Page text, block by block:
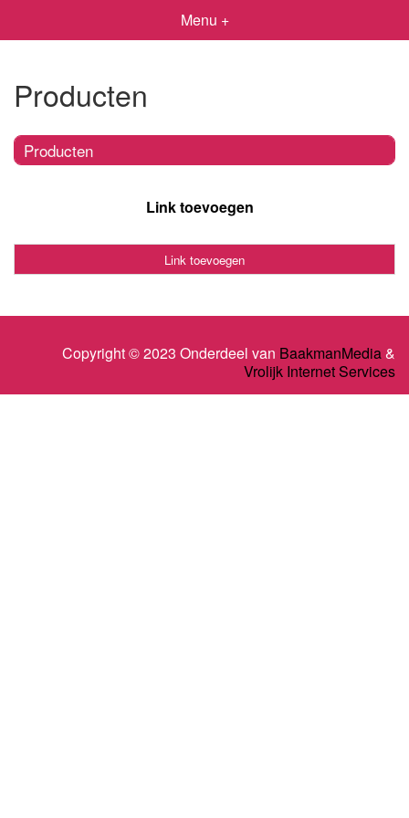
Menu +
Producten
Producten
Link toevoegen
Link toevoegen
Copyright © 2023 Onderdeel van BaakmanMedia&
Vrolijk Internet Services